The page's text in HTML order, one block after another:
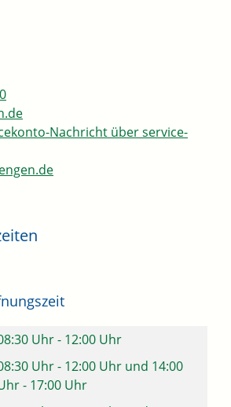
Nachricht über service-
Uhr- 12:00 Uhr
Uhr- 12:00 Uhr und 14:00
- 17:00 Uhr